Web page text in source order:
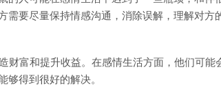
需要尽量保持情感沟通，消除误解，理解对方
财富和提升收益。在感情生活方面，他们可能
够得到很好的解决。